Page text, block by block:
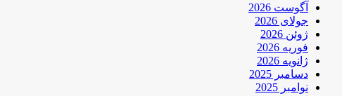
آگوست 2026
جولای 2026
ژوئن 2026
فوریه 2026
ژانویه 2026
دسامبر 2025
نوامبر 2025